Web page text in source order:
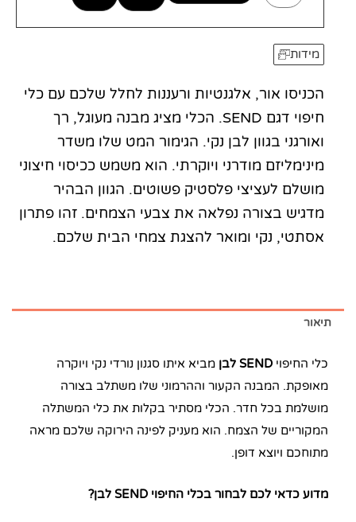
מידות
הכניסו אור, אלגנטיות ורעננות לחלל שלכם עם כלי
חיפוי דגם SEND. הכלי מציג מבנה מעוגל, רך
ואורגני בגוון לבן נקי. הגימור המט שלו משדר
מינימליזם מודרני ויוקרתי. הוא משמש ככיסוי חיצוני
מושלם לעציצי פלסטיק פשוטים. הגוון הבהיר
מדגיש בצורה נפלאה את צבעי הצמחים. זהו פתרון
אסתטי, נקי ומואר להצגת צמחי הבית שלכם.
תיאור
כלי החיפוי SEND לבן
מביא איתו סגנון נורדי נקי ויוקרה
מאופקת. המבנה הקעור וההרמוני שלו משתלב בצורה
מושלמת בכל חדר. הכלי מסתיר בקלות את כלי המשתלה
המקוריים של הצמח. הוא מעניק לפינה הירוקה שלכם מראה
מתוחכם ויוצא דופן.
מדוע כדאי לכם לבחור בכלי החיפוי SEND לבן?